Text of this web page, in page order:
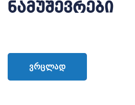
ნამუშევრები
ᲕᲠᲪᲚᲐᲓ